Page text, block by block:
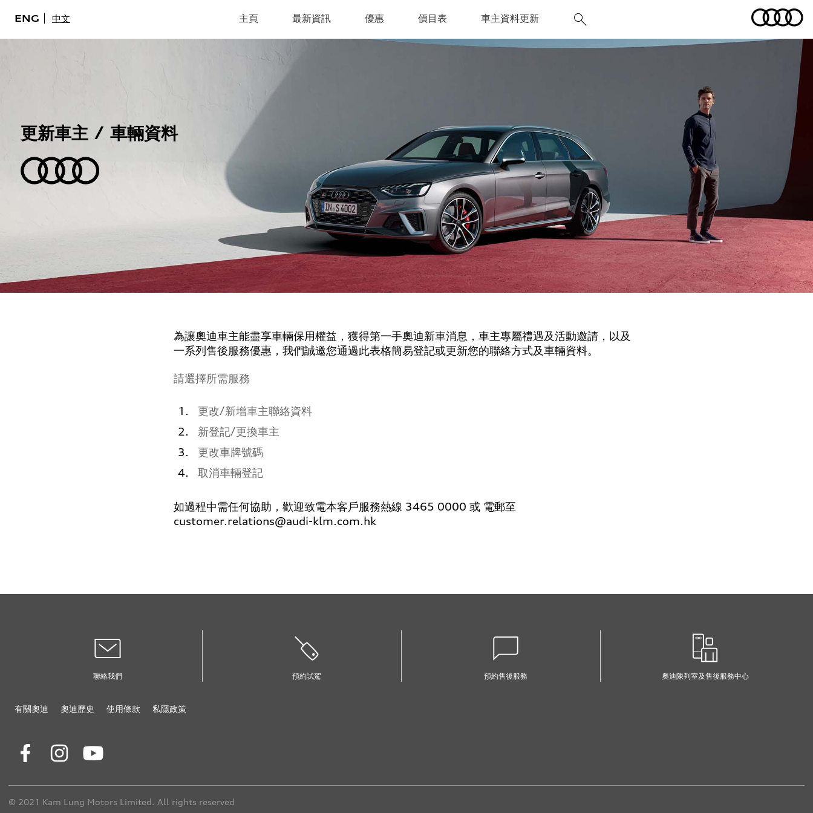
ENG 中文 主頁 最新資訊 優惠 價目表 車主資料更新
更新車主 / 車輛資料
為讓奧迪車主能盡享車輛保用權益，獲得第一手奧迪新車消息，車主專屬禮遇及活動邀請，以及
一系列售後服務優惠，我們誠邀您通過此表格簡易登記或更新您的聯絡方式及車輛資料。
請選擇所需服務
更改/新增車主聯絡資料
新登記/更換車主
更改車牌號碼
取消車輛登記
如過程中需任何協助，歡迎致電本客戶服務熱線 3465 0000 或 電郵至
customer.relations@audi-klm.com.hk
聯絡我們 預約試駕 預約售後服務 奧迪陳列室及售後服務中心
有關奧迪 奧迪歷史 使用條款 私隱政策
© 2021 Kam Lung Motors Limited. All rights reserved